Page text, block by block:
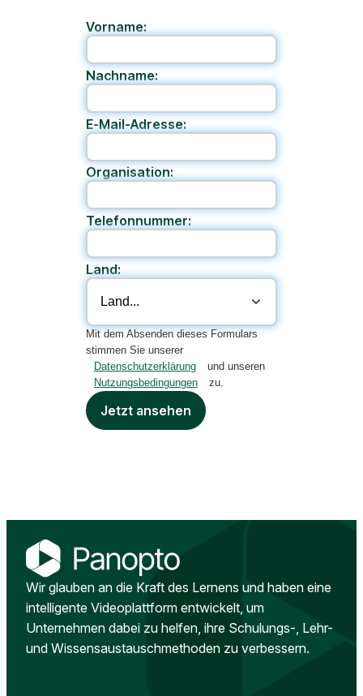
Vorname:
Nachname:
E-Mail-Adresse:
Organisation:
Telefonnummer:
Land:
Mit dem Absenden dieses Formulars
stimmen Sie unserer
Datenschutzerklärung
und unseren
Nutzungsbedingungen
zu.
Jetzt ansehen
Wir glauben an die Kraft des Lernens und haben eine
intelligente Videoplattform entwickelt, um
Unternehmen dabei zu helfen, ihre Schulungs-, Lehr-
und Wissensaustauschmethoden zu verbessern.